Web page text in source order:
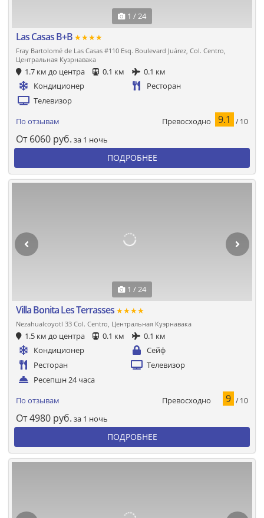
1 / 24
Las Casas B+B ★★★★
Fray Bartolomé de Las Casas #110 Esq. Boulevard Juárez, Col. Centro,
Центральная Куэрнавака
1.7 км до центра 0.1 км
0.1 км
Кондиционер
Ресторан
Телевизор
По отзывам Превосходно 9.1 / 10
От 6060 руб. за 1 ночь
ПОДРОБНЕЕ
1 / 24
Villa Bonita Les Terrasses ★★★★
Nezahualcoyotl 33 Col. Centro, Центральная Куэрнавака
1.5 км до центра 0.1 км
0.1 км
Кондиционер
Сейф
Ресторан
Телевизор
Ресепшн 24 часа
По отзывам Превосходно 9 / 10
От4980 руб. за 1 ночь
ПОДРОБНЕЕ